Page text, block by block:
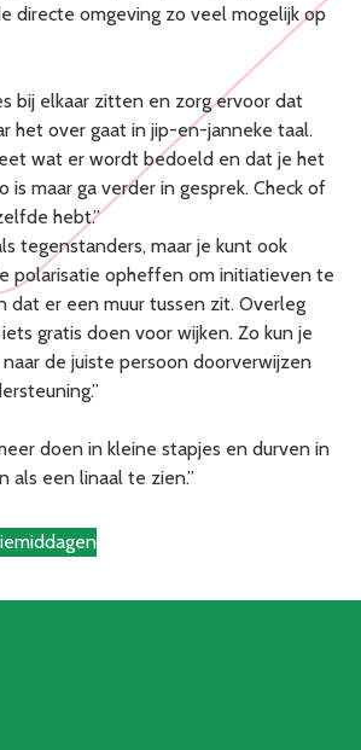
directe omgeving zo veel mogelijk op
bij elkaar zitten en zorg ervoor dat
het over gaat in jip-en-janneke taal.
wat er wordt bedoeld en dat je het
is maar ga verder in gesprek. Check of
hebt.”
tegenstanders, maar je kunt ook
polarisatie opheffen om initiatieven te
dat er een muur tussen zit. Overleg
gratis doen voor wijken. Zo kun je
de juiste persoon doorverwijzen
doen in kleine stapjes en durven in
als een linaal te zien.”